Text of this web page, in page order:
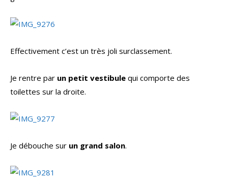
Effectivement c’est un très joli surclassement.
Je rentre par un petit vestibule qui comporte des
toilettes sur la droite.
Je débouche sur un grand salon.